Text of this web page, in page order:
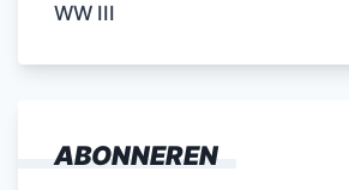
WW III
ABONNEREN